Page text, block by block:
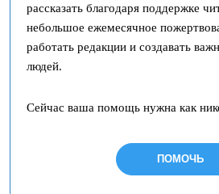
рассказать благодаря поддержке
небольшое ежемесячное
работать редакции и создавать
людей.
Сейчас ваша помощь нужна как
ПОМОЧЬ